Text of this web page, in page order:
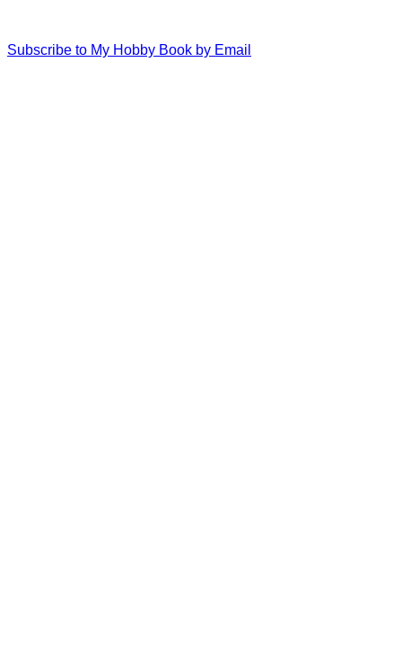
Subscribe to My Hobby Book by Email